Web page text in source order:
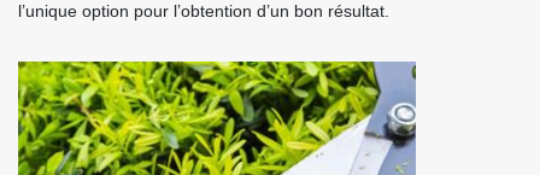
l’unique option pour l’obtention d’un bon résultat.